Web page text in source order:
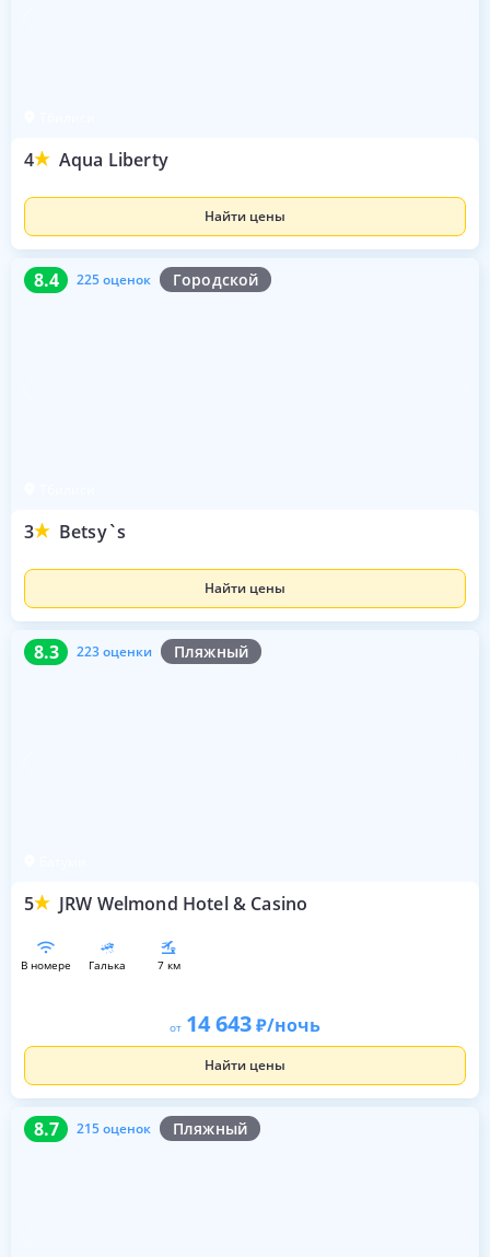
4 Aqua Liberty
Найти цены
8.4 225 оценок Городской
3 Betsy`s
8.4 225 оценок
Найти цены
8.3 223 оценки Пляжный
5 JRW Welmond Hotel & Casino
8.3 223 оценки
в номере галька 7 км
от 14 643 /ночь
Найти цены
8.7 215 оценок Пляжный
8.7 215 оценок